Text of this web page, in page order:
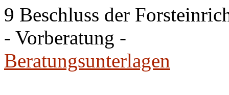
9 Beschluss der
- Vorberatung -
Beratungsunterlagen